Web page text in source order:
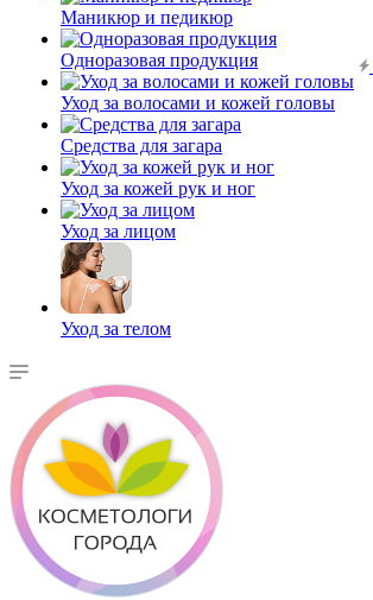
Маникюр и педикюр
Одноразовая продукция
Уход за волосами и кожей головы
Средства для загара
Уход за кожей рук и ног
Уход за лицом
Уход за телом